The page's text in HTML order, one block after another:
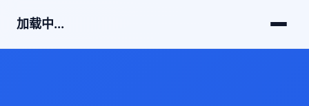
加载中...